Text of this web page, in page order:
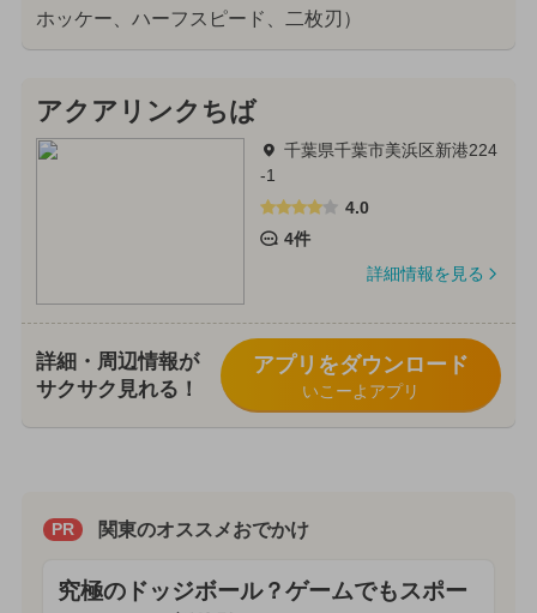
ホッケー、ハーフスピード、二枚刃）
アクアリンクちば
千葉県千葉市美浜区新港224
-1
4.0
4件
詳細情報を見る
詳細・周辺情報が
サクサク見れる！
アプリをダウンロード
いこーよアプリ
PR 関東のオススメおでかけ
究極のドッジボール？ゲームでもスポー